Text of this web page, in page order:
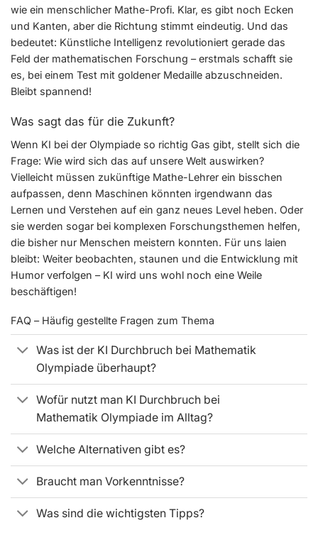
wie ein menschlicher Mathe-Profi. Klar, es gibt noch Ecken
und Kanten, aber die Richtung stimmt eindeutig. Und das
bedeutet: Künstliche Intelligenz revolutioniert gerade das
Feld der mathematischen Forschung – erstmals schafft sie
es, bei einem Test mit goldener Medaille abzuschneiden.
Bleibt spannend!
Was sagt das für die Zukunft?
Wenn KI bei der Olympiade so richtig Gas gibt, stellt sich die
Frage: Wie wird sich das auf unsere Welt auswirken?
Vielleicht müssen zukünftige Mathe-Lehrer ein bisschen
aufpassen, denn Maschinen könnten irgendwann das
Lernen und Verstehen auf ein ganz neues Level heben. Oder
sie werden sogar bei komplexen Forschungsthemen helfen,
die bisher nur Menschen meistern konnten. Für uns laien
bleibt: Weiter beobachten, staunen und die Entwicklung mit
Humor verfolgen – KI wird uns wohl noch eine Weile
beschäftigen!
FAQ – Häufig gestellte Fragen zum Thema
Was ist der KI Durchbruch bei Mathematik
Olympiade überhaupt?
Wofür nutzt man KI Durchbruch bei
Mathematik Olympiade im Alltag?
Welche Alternativen gibt es?
Braucht man Vorkenntnisse?
Was sind die wichtigsten Tipps?